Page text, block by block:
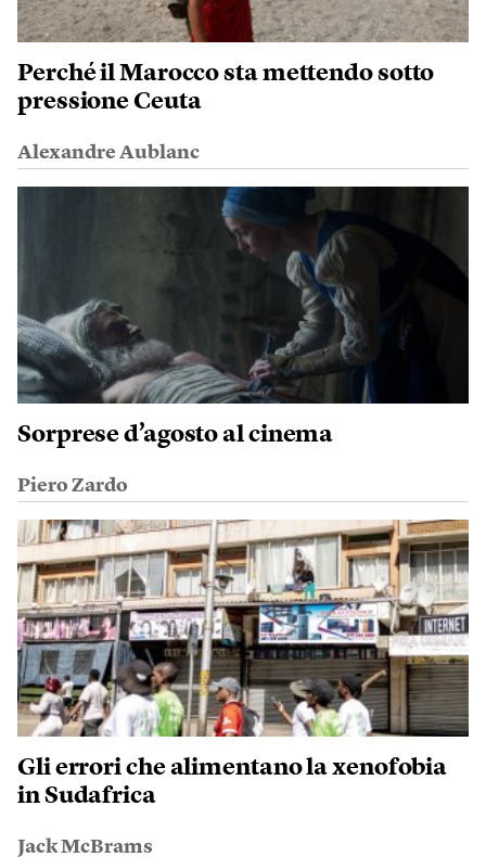
Perché il Marocco sta mettendo sotto
pressione Ceuta
Alexandre Aublanc
Sorprese d’agosto al cinema
Piero Zardo
Gli errori che alimentano la xenofobia
in Sudafrica
Jack McBrams